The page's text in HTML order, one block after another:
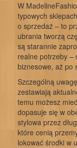
W
typowych
o sprzedaż – to
ubrania tworzą
są starannie
realne potrzeby –
biznesowe, aż po
Szczególną
zestawiają
temu możesz
dopasuje się w
stylowa przez
które cenią
lokować środki w